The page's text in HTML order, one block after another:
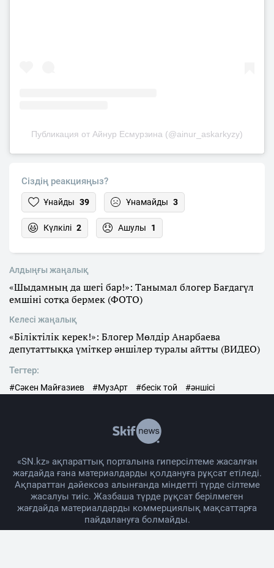
Публикация от Айнур Есмурзина (@ainur_askarkyzy)
Сіздің реакцияңыз?
Ұнайды 39 Ұнамайды 3
Күлкілі 2 Ашулы 1
Алдыңғы жаңалық
«Шыдамның да шегі бар!»: Танымал блогер Бағдагүл
емшіні сотқа бермек (ФОТО)
Келесі жаңалық
«Біліктілік керек!»: Блогер Мөлдір Анарбаева
депутаттыққа үміткер әншілер туралы айтты (ВИДЕО)
Тегтер:
#Сәкен Майғазиев #МузАрт #бесік той #әншісі
«SN.kz» ақпараттық порталына гиперсілтеме жасалған
жағдайда ғана материалдарды қолдануға рұқсат етіледі.
Ақпараттан дәйексөз алынғанда міндетті түрде сілтеме
жасалуы тиіс. Жазбаша түрде рұқсат берілмеген
жағдайда материалдарды коммерциялық мақсаттарға
пайдалануға болмайды.